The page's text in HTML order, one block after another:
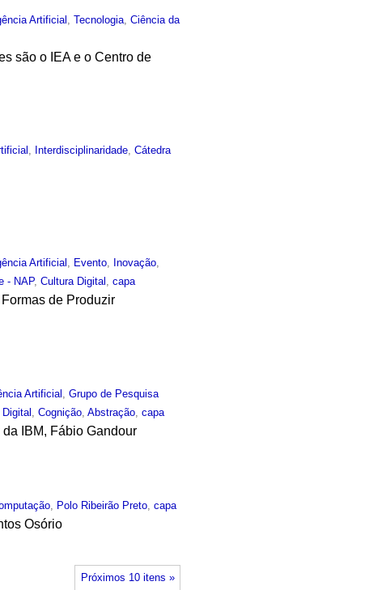
Artificial ,Tecnologia ,Ciência da
são o IEA e o Centro de
, Interdisciplinaridade,Cátedra
Artificial Evento Inovação
- NAP,Cultura Digital ,capa
de Produzir
Artificial ,Grupo de Pesquisa
,Cognição ,Abstração ,capa
IBM, Fábio Gandour
, Polo Ribeirão Preto,capa
Osório
Próximos 10 itens »